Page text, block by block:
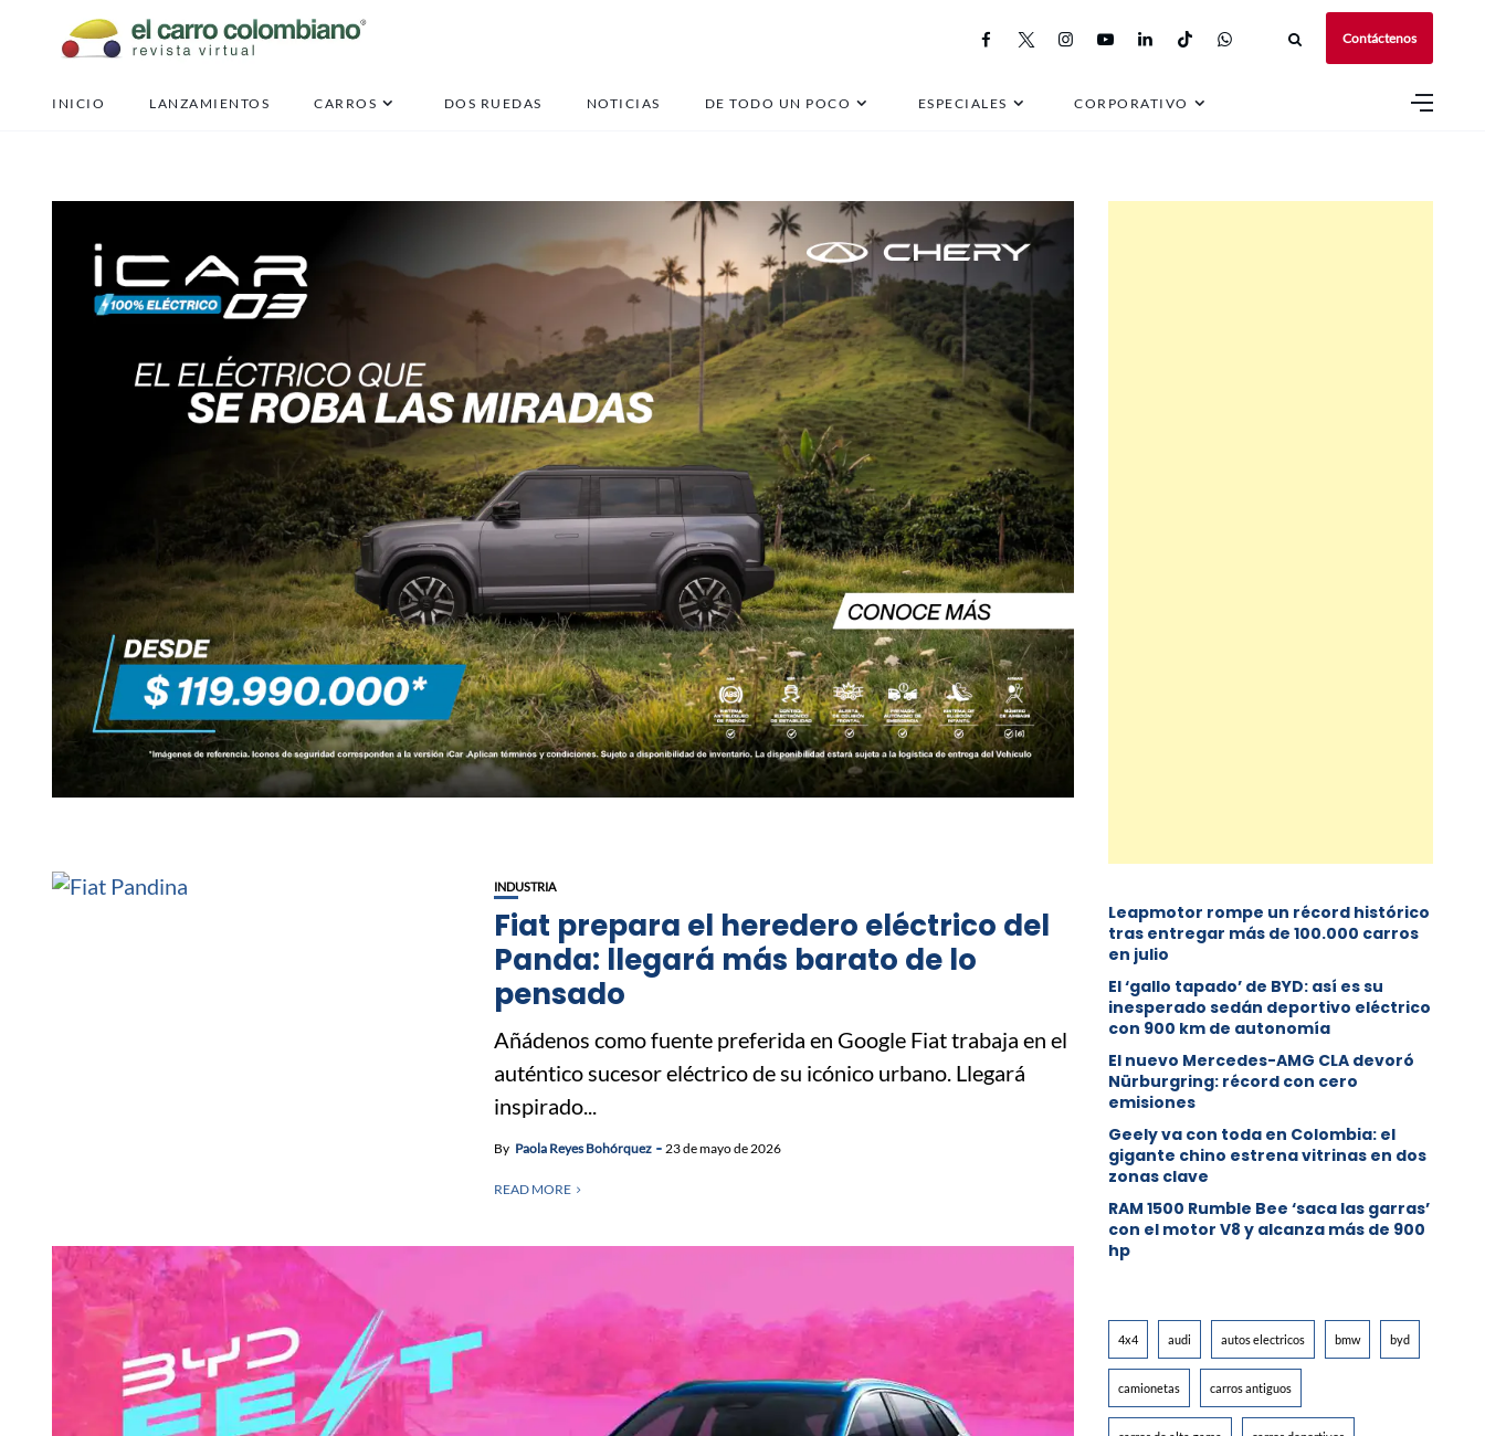
Contáctenos
INICIO LANZAMIENTOS CARROS DOS RUEDAS NOTICIAS DE TODO UN POCO ESPECIALES CORPORATIVO
carros electricos baratos
INDUSTRIA
Fiat prepara el heredero eléctrico del
Panda: llegará más barato de lo
pensado
Añádenos como fuente preferida en Google Fiat trabaja en el
auténtico sucesor eléctrico de su icónico urbano. Llegará
inspirado...
By Paola Reyes Bohórquez 23 de mayo de 2026
READ MORE
Leapmotor rompe un récord histórico
tras entregar más de 100.000 carros
en julio
El ‘gallo tapado’ de BYD: así es su
inesperado sedán deportivo eléctrico
con 900 km de autonomía
El nuevo Mercedes-AMG CLA devoró
Nürburgring: récord con cero
emisiones
Geely va con toda en Colombia: el
gigante chino estrena vitrinas en dos
zonas clave
RAM 1500 Rumble Bee ‘saca las garras’
con el motor V8 y alcanza más de 900
hp
4x4 audi autos electricos bmw byd
camionetas carros antiguos